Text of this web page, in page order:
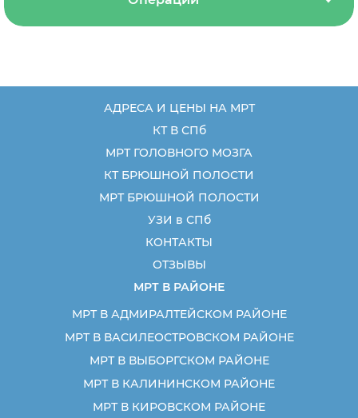
АДРЕСА И ЦЕНЫ НА МРТ
КТ В СПб
МРТ ГОЛОВНОГО МОЗГА
КТ БРЮШНОЙ ПОЛОСТИ
МРТ БРЮШНОЙ ПОЛОСТИ
УЗИ в СПб
КОНТАКТЫ
ОТЗЫВЫ
МРТ В РАЙОНЕ
МРТ В АДМИРАЛТЕЙСКОМ РАЙОНЕ
МРТ В ВАСИЛЕОСТРОВСКОМ РАЙОНЕ
МРТ В ВЫБОРГСКОМ РАЙОНЕ
МРТ В КАЛИНИНСКОМ РАЙОНЕ
МРТ В КИРОВСКОМ РАЙОНЕ